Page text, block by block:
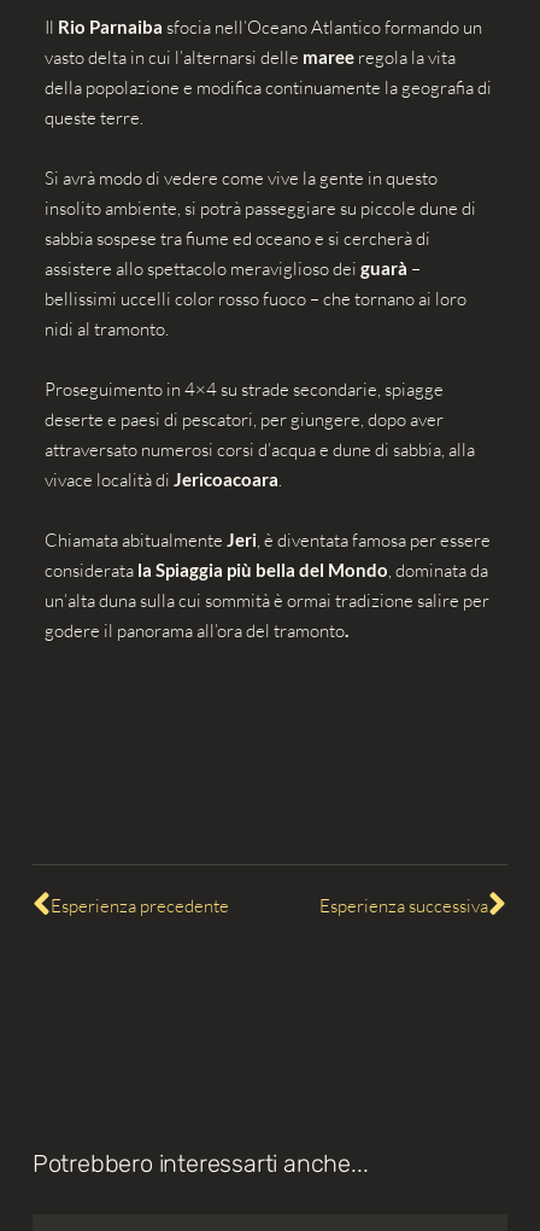
Il Rio Parnaiba sfocia nell’Oceano Atlantico formando un
vasto delta in cui l’alternarsi delle maree regola la vita
della popolazione e modifica continuamente la geografia di
queste terre.
Si avrà modo di vedere come vive la gente in questo
insolito ambiente, si potrà passeggiare su piccole dune di
sabbia sospese tra fiume ed oceano e si cercherà di
assistere allo spettacolo meraviglioso dei guarà –
bellissimi uccelli color rosso fuoco – che tornano ai loro
nidi al tramonto.
Proseguimento in 4×4 su strade secondarie, spiagge
deserte e paesi di pescatori, per giungere, dopo aver
attraversato numerosi corsi d’acqua e dune di sabbia, alla
vivace località di Jericoacoara.
Chiamata abitualmente Jeri, è diventata famosa per essere
considerata la Spiaggia più bella del Mondo, dominata da
un’alta duna sulla cui sommità è ormai tradizione salire per
godere il panorama all’ora del tramonto.
Esperienza precedente Esperienza successiva
Potrebbero interessarti anche...